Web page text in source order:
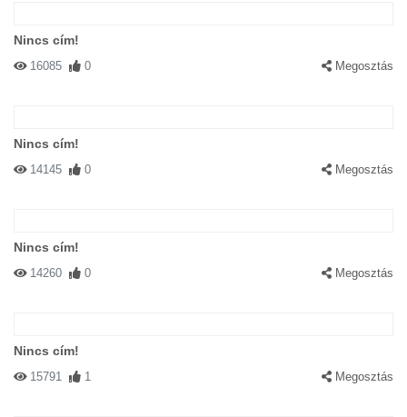
Nincs cím!
16085 0 Megosztás
Nincs cím!
14145 0 Megosztás
Nincs cím!
14260 0 Megosztás
Nincs cím!
15791 1 Megosztás